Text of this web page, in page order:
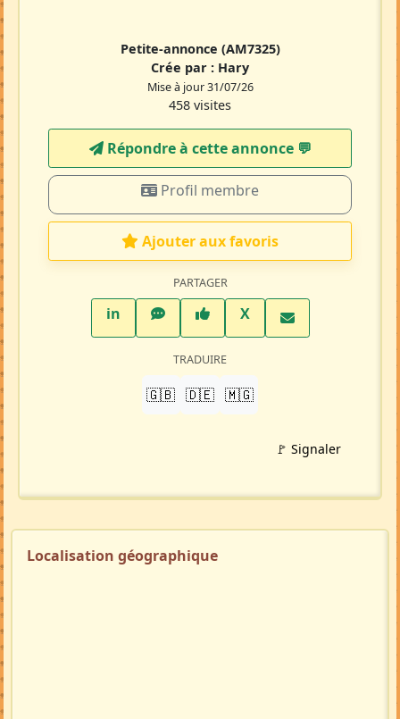
Petite-annonce (AM7325)
Crée par : Hary
Mise à jour 31/07/26
458 visites
Répondre à cette annonce 💬​
Profil membre
Ajouter aux favoris
PARTAGER
inLinkedInWhatsAppFacebook
XTwitter X
TRADUIRE
🇬🇧 🇩🇪 🇲🇬
🚩 Signaler
Localisation géographique